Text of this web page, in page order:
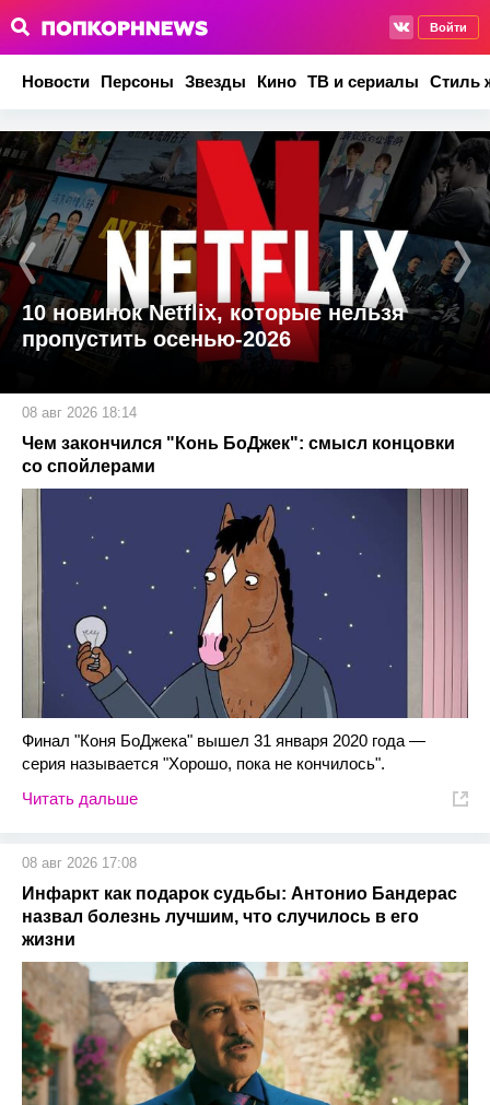
Войти
Новости Персоны Звезды Кино ТВ и сериалы Стиль
10 новинок Netflix, которые нельзя
пропустить осенью-2026
08 авг 2026 18:14
Чем закончился "Конь БоДжек": смысл концовки
со спойлерами
Финал "Коня БоДжека" вышел 31 января 2020 года —
серия называется "Хорошо, пока не кончилось".
Читать дальше
08 авг 2026 17:08
Инфаркт как подарок судьбы: Антонио Бандерас
назвал болезнь лучшим, что случилось в его
жизни